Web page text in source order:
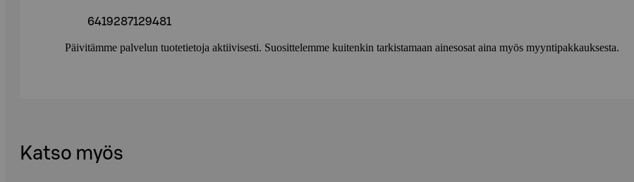
6419287129481
Päivitämme palvelun tuotetietoja aktiivisesti. Suosittelemme kuitenkin tarkistamaan ainesosat aina myös myyntipakkauksesta.
Katso myös